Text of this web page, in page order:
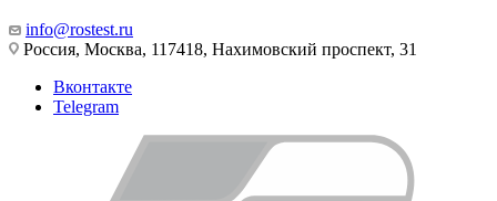
info@rostest.ru
Россия, Москва, 117418, Нахимовский проспект, 31
Вконтакте
Telegram